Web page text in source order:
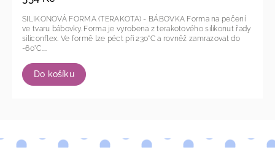
Do košíku
SILIKONOVÁ FORMA (TERAKOTA) - BÁBOVKA Forma na pečení
ve tvaru bábovky. Forma je vyrobena z terakotového silikonut řady
siliconflex. Ve formě lze péct při 230°C a rovněž zamrazovat do
-60°C....